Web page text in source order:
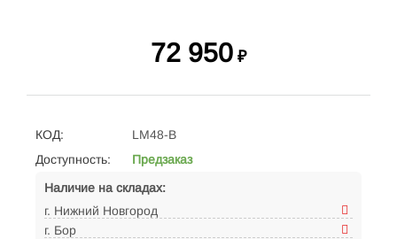
72 950 ₽
КОД:
LM48-B
Доступность:
Предзаказ
Наличие на складах:
г. Нижний Новгород
г. Бор